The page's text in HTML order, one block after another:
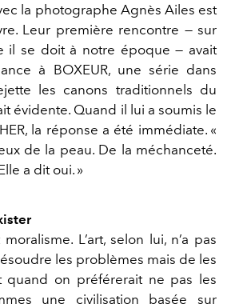
la photographe Agnès Ailes est
Leur première rencontre — sur
il se doit à notre époque — avait
à BOXEUR, une série dans
les canons traditionnels du
évidente. Quand il lui a soumis le
la réponse a été immédiate. «
de la peau. De la méchanceté.
a dit oui. »
L’art, selon lui, n’a pas
les problèmes mais de les
quand on préférerait ne pas les
une civilisation basée sur